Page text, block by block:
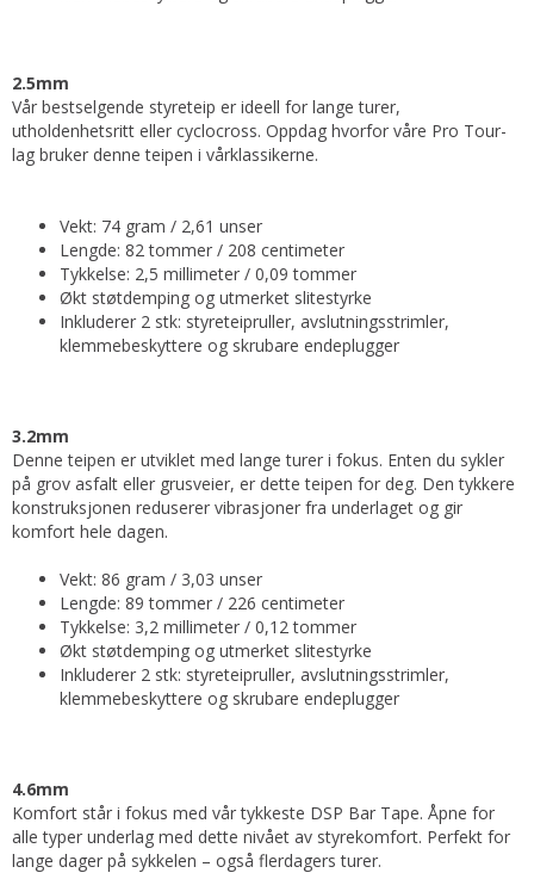
2.5mm
Vår bestselgende styreteip er ideell for lange turer,
utholdenhetsritt eller cyclocross. Oppdag hvorfor våre Pro Tour-
lag bruker denne teipen i vårklassikerne.
Vekt: 74 gram / 2,61 unser
Lengde: 82 tommer / 208 centimeter
Tykkelse: 2,5 millimeter / 0,09 tommer
Økt støtdemping og utmerket slitestyrke
Inkluderer 2 stk: styreteipruller, avslutningsstrimler,
klemmebeskyttere og skrubare endeplugger
3.2mm
Denne teipen er utviklet med lange turer i fokus. Enten du sykler
på grov asfalt eller grusveier, er dette teipen for deg. Den tykkere
konstruksjonen reduserer vibrasjoner fra underlaget og gir
komfort hele dagen.
Vekt: 86 gram / 3,03 unser
Lengde: 89 tommer / 226 centimeter
Tykkelse: 3,2 millimeter / 0,12 tommer
Økt støtdemping og utmerket slitestyrke
Inkluderer 2 stk: styreteipruller, avslutningsstrimler,
klemmebeskyttere og skrubare endeplugger
4.6mm
Komfort står i fokus med vår tykkeste DSP Bar Tape. Åpne for
alle typer underlag med dette nivået av styrekomfort. Perfekt for
lange dager på sykkelen – også flerdagers turer.